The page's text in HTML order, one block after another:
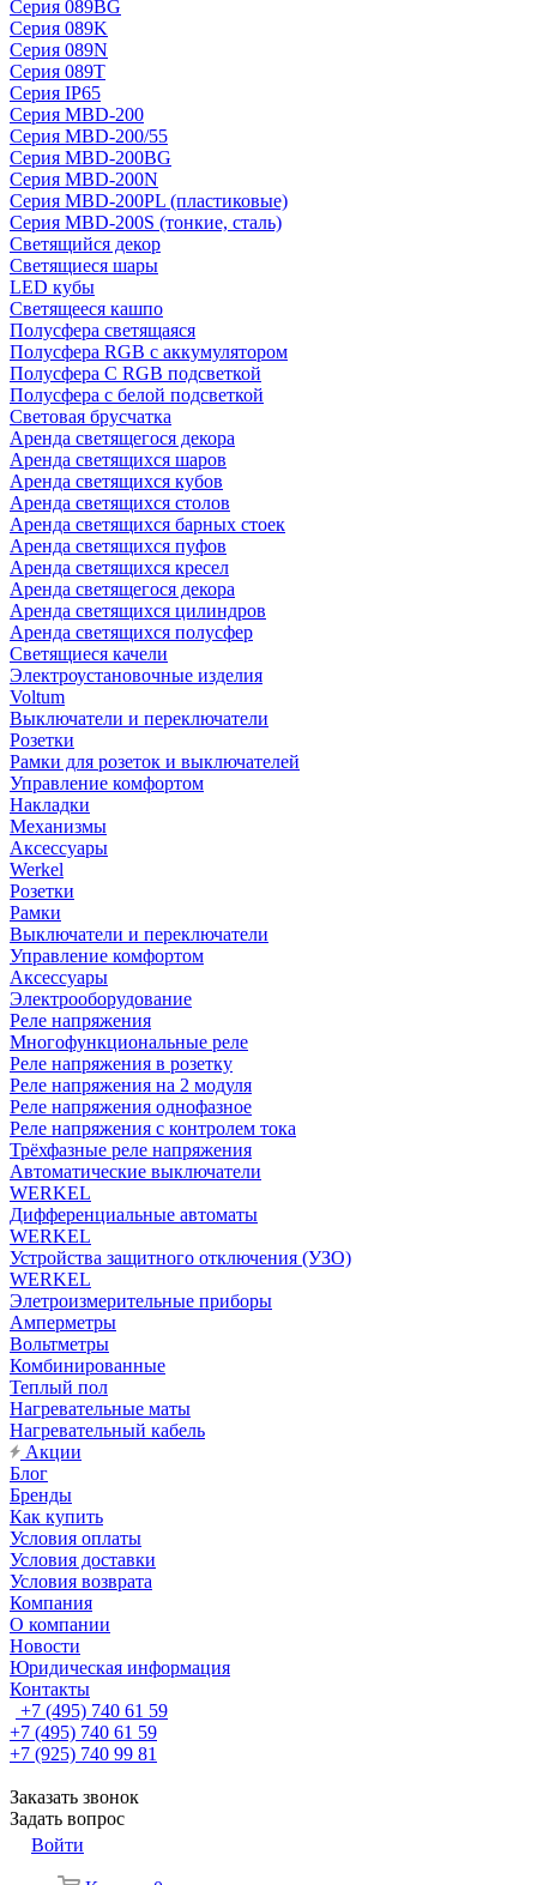
Серия 089BG
Серия 089K
Серия 089N
Серия 089T
Серия IP65
Серия MBD-200
Серия MBD-200/55
Серия MBD-200BG
Серия MBD-200N
Серия MBD-200PL (пластиковые)
Серия MBD-200S (тонкие, сталь)
Светящийся декор
Светящиеся шары
LED кубы
Светящееся кашпо
Полусфера светящаяся
Полусфера RGB с аккумулятором
Полусфера С RGB подсветкой
Полусфера с белой подсветкой
Световая брусчатка
Аренда светящегося декора
Аренда светящихся шаров
Аренда светящихся кубов
Аренда светящихся столов
Аренда светящихся барных стоек
Аренда светящихся пуфов
Аренда светящихся кресел
Аренда светящегося декора
Аренда светящихся цилиндров
Аренда светящихся полусфер
Светящиеся качели
Электроустановочные изделия
Voltum
Выключатели и переключатели
Розетки
Рамки для розеток и выключателей
Управление комфортом
Накладки
Механизмы
Аксессуары
Werkel
Розетки
Рамки
Выключатели и переключатели
Управление комфортом
Аксессуары
Электрооборудование
Реле напряжения
Многофункциональные реле
Реле напряжения в розетку
Реле напряжения на 2 модуля
Реле напряжения однофазное
Реле напряжения с контролем тока
Трёхфазные реле напряжения
Автоматические выключатели
WERKEL
Дифференциальные автоматы
WERKEL
Устройства защитного отключения (УЗО)
WERKEL
Элетроизмерительные приборы
Амперметры
Вольтметры
Комбинированные
Теплый пол
Нагревательные маты
Нагревательный кабель
Акции
Блог
Бренды
Как купить
Условия оплаты
Условия доставки
Условия возврата
Компания
О компании
Новости
Юридическая информация
Контакты
+7 (495) 740 61 59
+7 (495) 740 61 59
+7 (925) 740 99 81
Заказать звонок
Задать вопрос
Войти